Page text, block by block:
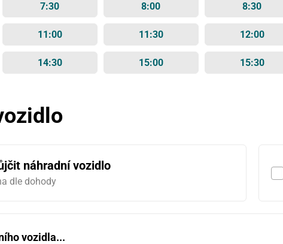
7:30 8:00 8:30
11:00 11:30 12:00
14:30 15:00 15:30
náhradní vozidlo
dle dohody
vozidla...